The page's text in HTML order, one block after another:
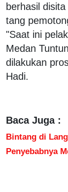
berhasil
tang
"Saat ini
Medan
dilakukan
Hadi.
Baca Juga :
Bintang di
Penyebabnya